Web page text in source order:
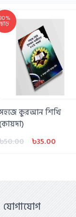
ছাড়
কুরআন শিখি
(কায়দা)
৳35.00
যোগাযোগ